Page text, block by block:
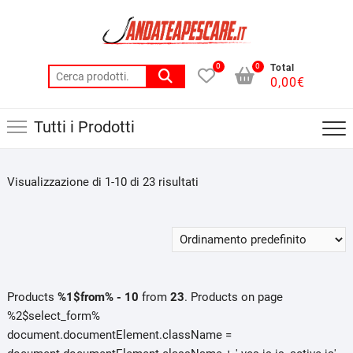
Cerca:
0 Total
0,00€
0
Tutti i Prodotti
Visualizzazione di 1-10 di 23 risultati
Products %1$from% - 10 from 23. Products on page
%2$select_form%
document.documentElement.className =